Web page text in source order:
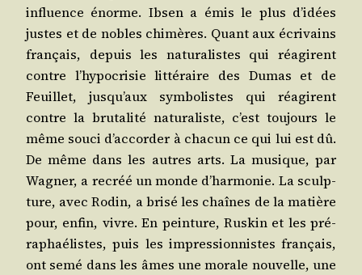
influence énorme. Ibsen a émis le plus d’idées
justes et de nobles chi­mères. Quant aux écri­vains
fran­çais, depuis les natu­ra­listes qui réagirent
contre l’hypocrisie lit­té­raire des Dumas et de
Feuillet, jusqu’aux sym­bo­listes qui réagirent
contre la bru­ta­li­té natu­ra­liste, c’est tou­jours le
même sou­ci d’accorder à cha­cun ce qui lui est dû.
De même dans les autres arts. La musique, par
Wag­ner, a recréé un monde d’harmonie. La sculp­
ture, avec Rodin, a bri­sé les chaînes de la matière
pour, enfin, vivre. En pein­ture, Rus­kin et les pré­
ra­phaé­listes, puis les impres­sion­nistes fran­çais,
ont semé dans les âmes une morale nou­velle, une